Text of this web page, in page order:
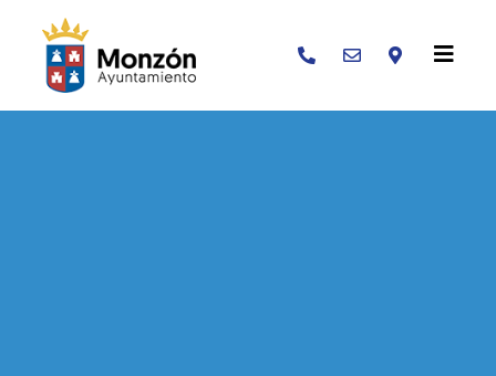
Buscar